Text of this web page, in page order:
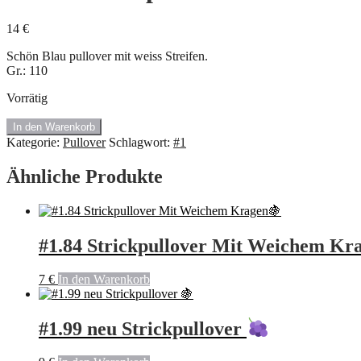
14 €
Schön Blau pullover mit weiss Streifen.
Gr.: 110
Vorrätig
#1.340.
Polo
pullover
von
Kids
In den Warenkorb
Kategorie: Pullover Schlagwort: #1
Ähnliche Produkte
#1.84 Strickpullover Mit Weichem
7 € In den Warenkorb
#1.99 neu Strickpullover